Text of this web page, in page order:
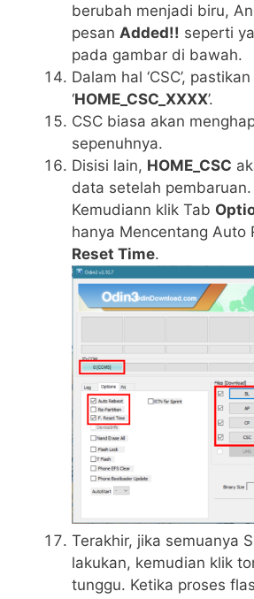
berubah menjadi biru,
pesan Added!! seperti
pada gambar di bawah.
Dalam hal ‘CSC’,
‘HOME_CSC_XXXX’.
CSC biasa akan
sepenuhnya.
Disisi lain, HOME_CSC
data setelah pembaruan.
Kemudiann klik Tab
hanya Mencentang Auto
Reset Time.
Terakhir, jika semuanya
lakukan, kemudian klik
tunggu. Ketika proses